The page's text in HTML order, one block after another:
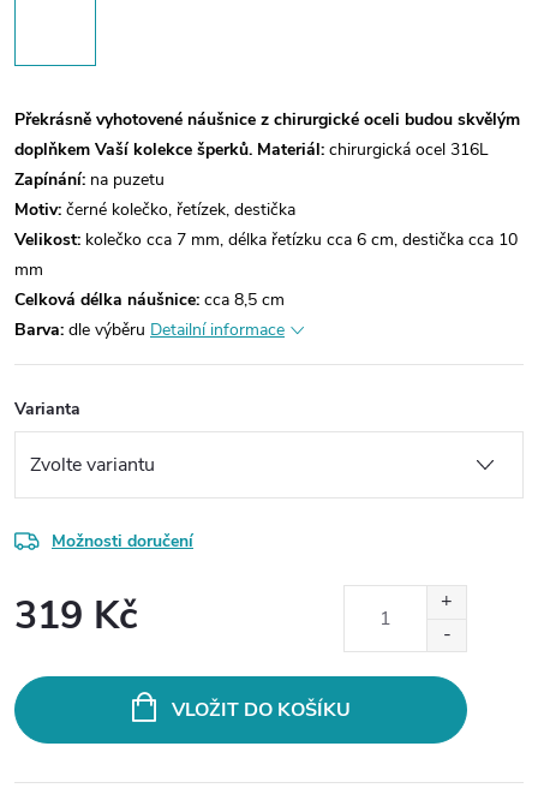
Překrásně vyhotovené náušnice z chirurgické oceli budou skvělým
doplňkem Vaší kolekce šperků. Materiál: chirurgická ocel 316L
Zapínání: na puzetu
Motiv: černé kolečko, řetízek, destička
Velikost: kolečko cca 7 mm, délka řetízku cca 6 cm, destička cca 10
mm
Celková délka náušnice: cca 8,5 cm
Barva: dle výběru Detailní informace
Varianta
Možnosti doručení
319 Kč
VLOŽIT DO KOŠÍKU